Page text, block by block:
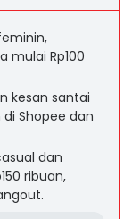
mulai Rp100
kesan santai
Shopee dan
dan
ribuan,